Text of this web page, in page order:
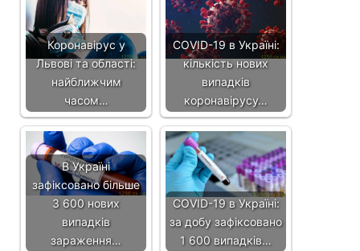
Коронавірус у
Львові та області:
найближчим
часом…
COVID-19 в Україні:
кількість нових
випадків
коронавірусу…
В Україні
зафіксовано більше
3 600 нових
випадків
зараження…
COVID-19 в Україні:
за добу зафіксовано
1 600 випадків…